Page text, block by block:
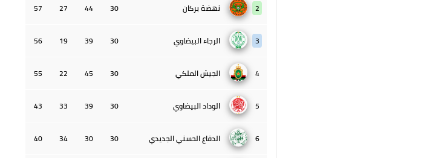
2 نهضة بركان 30
44
27
57
3 الرجاء البيضاوي 30
39
19
56
4 الجيش الملكي 30
45
22
55
5 الوداد البيضاوي 30
39
33
43
6 الدفاع الحسني الجديدي 30
30
34
40